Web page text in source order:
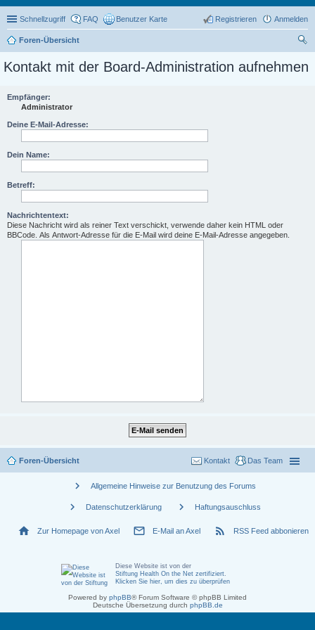
Schnellzugriff FAQ Benutzer Karte Anmelden
Registrieren
Foren-Übersicht
he
Kontakt mit der Board-Administration aufnehmen
Empfänger:
Administrator
Deine E-Mail-Adresse:
Dein Name:
Betreff:
Nachrichtentext:
Diese Nachricht wird als reiner Text verschickt, verwende daher kein HTML oder
BBCode. Als Antwort-Adresse für die E-Mail wird deine E-Mail-Adresse angegeben.
Foren-Übersicht Das Team
Kontakt
chevron_right Allgemeine Hinweise zur Benutzung des Forums
chevron_right Datenschutzerklärung chevron_right Haftungsauschluss
home Zur Homepage von Axel mail_outline E-Mail an Axel rss_feed RSS Feed abbonieren
Diese Website ist von der
Stiftung Health On the Net zertifiziert.
Klicken Sie hier, um dies zu überprüfen
Powered by phpBB® Forum Software © phpBB Limited
Deutsche Übersetzung durch phpBB.de